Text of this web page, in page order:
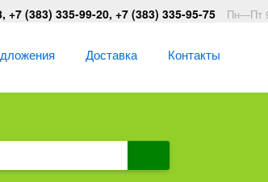
+7 (383) 335-99-20, +7 (383) 335-95-75 Пн—Пт
Доставка Контакты